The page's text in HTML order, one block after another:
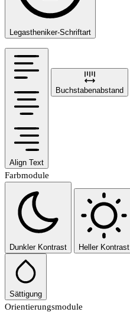
Legastheniker-Schriftart
Align Text
Buchstabenabstand
Farbmodule
Dunkler Kontrast Heller Kontrast
Sättigung
Orientierungsmodule